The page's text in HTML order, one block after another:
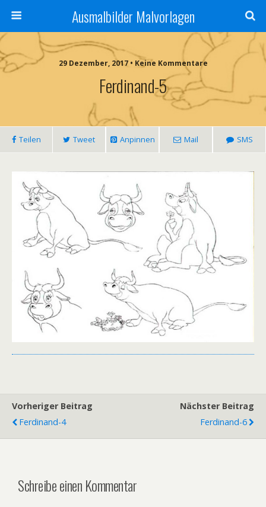
Ausmalbilder Malvorlagen
29 Dezember, 2017 • Keine Kommentare
Ferdinand-5
Teilen Tweet Anpinnen Mail SMS
Vorheriger Beitrag
Ferdinand-4
Nächster Beitrag
Ferdinand-6
Schreibe einen Kommentar